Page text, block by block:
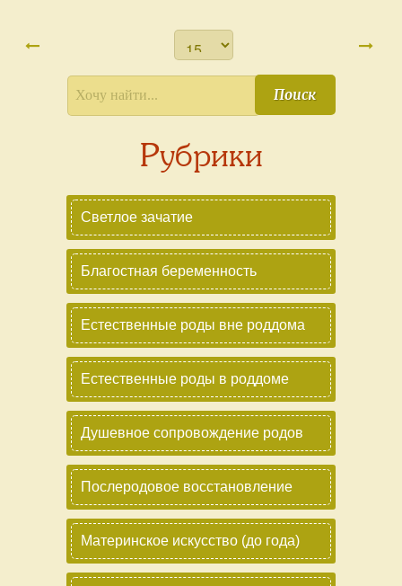
Поиск
Рубрики
Светлое зачатие
Благостная беременность
Естественные роды вне роддома
Естественные роды в роддоме
Душевное сопровождение родов
Послеродовое восстановление
Материнское искусство (до года)